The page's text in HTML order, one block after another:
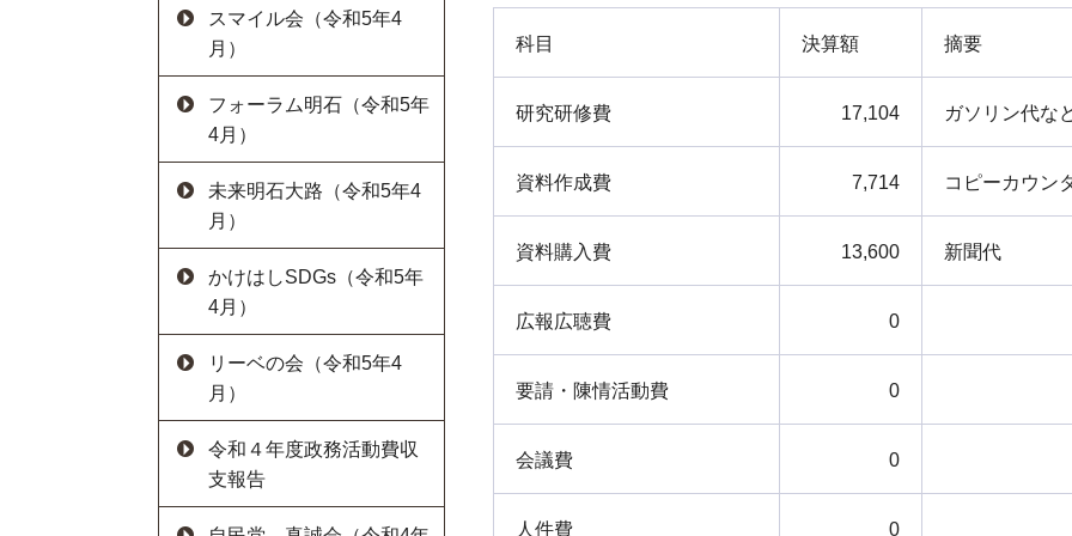
スマイル会（令和5年4
月）
フォーラム明石（令和5年
4月）
未来明石大路（令和5年4
月）
かけはしSDGs（令和5年
4月）
リーベの会（令和5年4
月）
令和４年度政務活動費収
支報告
科目 決算額 摘要
研究研修費 17,104 ガソリン代な
資料作成費 7,714 コピーカウン
資料購入費 13,600 新聞代
広報広聴費 0
要請・陳情活動費 0
会議費 0
人件費 0